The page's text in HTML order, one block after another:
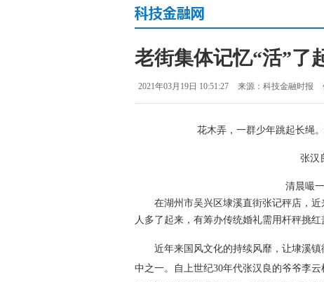
老街集体记忆“活”了
2021年03月19日 10:51:27 来源：科技金融时报
花木弄，一群少年跳起长绳
张汉
清晨嘬
在湖州市吴兴区埭溪直街张记秤店，近
人多了起来，有筹办传统婚礼需用杆秤挑
近年来国风文化的持续风靡，让埭溪镇
中之一。自上世纪30年代张汉良的爷爷李